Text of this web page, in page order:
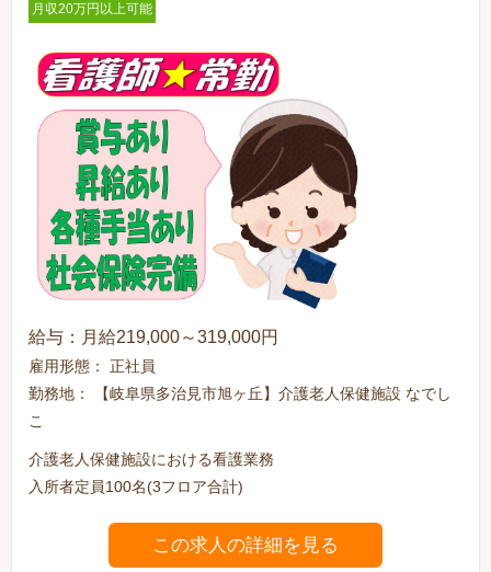
月収20万円以上可能
給与：月給219,000～319,000円
雇用形態： 正社員
勤務地： 【岐阜県多治見市旭ヶ丘】介護老人保健施設 なでし
こ
介護老人保健施設における看護業務
入所者定員100名(3フロア合計)
この求人の詳細を見る